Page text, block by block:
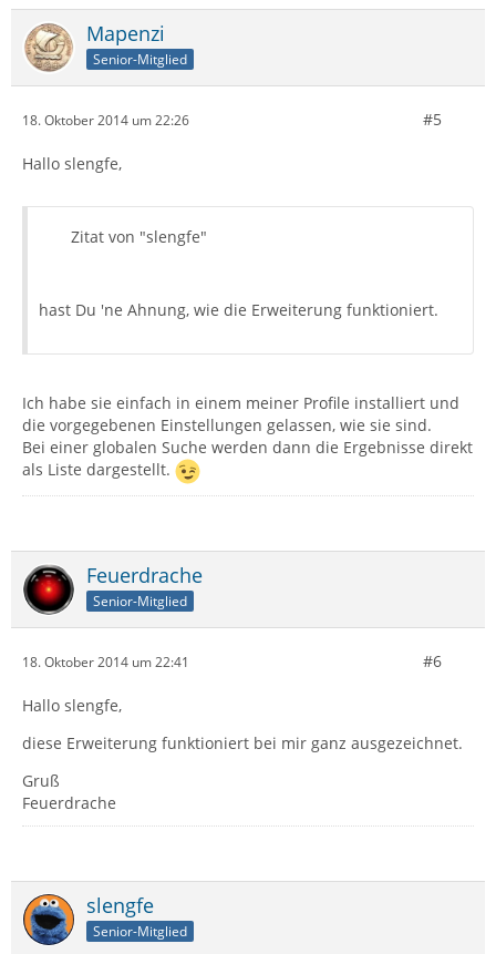
Mapenzi
Senior-Mitglied
18. Oktober 2014 um 22:26 #5
Hallo slengfe,
Zitat von "slengfe"
hast Du 'ne Ahnung, wie die Erweiterung funktioniert.
Ich habe sie einfach in einem meiner Profile installiert und
die vorgegebenen Einstellungen gelassen, wie sie sind.
Bei einer globalen Suche werden dann die Ergebnisse direkt
als Liste dargestellt.
Feuerdrache
Senior-Mitglied
18. Oktober 2014 um 22:41 #6
Hallo slengfe,
diese Erweiterung funktioniert bei mir ganz ausgezeichnet.
Gruß
Feuerdrache
slengfe
Senior-Mitglied